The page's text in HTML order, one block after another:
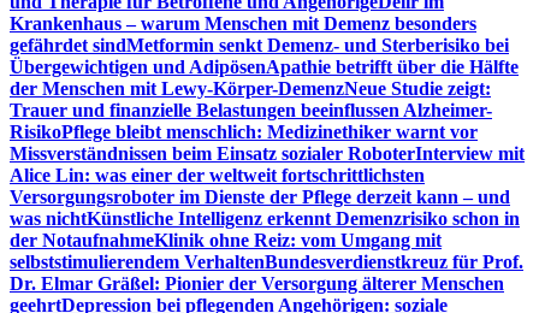
Krankenhaus – warum Menschen mit Demenz besonders
gefährdet sindMetformin senkt Demenz- und Sterberisiko bei
Übergewichtigen und AdipösenApathie betrifft über die Hälfte
der Menschen mit Lewy-Körper-DemenzNeue Studie zeigt:
Trauer und finanzielle Belastungen beeinflussen Alzheimer-
RisikoPflege bleibt menschlich: Medizinethiker warnt vor
Missverständnissen beim Einsatz sozialer RoboterInterview mit
Alice Lin: was einer der weltweit fortschrittlichsten
Versorgungsroboter im Dienste der Pflege derzeit kann – und
was nichtKünstliche Intelligenz erkennt Demenzrisiko schon in
der NotaufnahmeKlinik ohne Reiz: vom Umgang mit
selbststimulierendem VerhaltenBundesverdienstkreuz für Prof.
Dr. Elmar Gräßel: Pionier der Versorgung älterer Menschen
geehrtDepression bei pflegenden Angehörigen: soziale